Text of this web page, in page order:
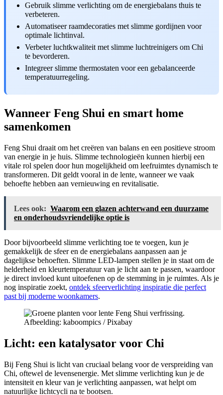
Gebruik slimme verlichting om de energiebalans thuis te
verbeteren.
Automatiseer raamdecoraties met slimme gordijnen voor
optimale lichtinval.
Verbeter luchtkwaliteit met slimme luchtreinigers om Chi
te bevorderen.
Integreer slimme thermostaten voor een gebalanceerde
temperatuurregeling.
Wanneer Feng Shui en smart home
samenkomen
Feng Shui draait om het creëren van balans en een positieve stroom
van energie in je huis. Slimme technologieën kunnen hierbij een
vitale rol spelen door hun mogelijkheid om leefruimtes dynamisch te
transformeren. Dit geldt vooral in de lente, wanneer we vaak
behoefte hebben aan vernieuwing en revitalisatie.
Lees ook: Waarom een glazen achterwand een duurzame
en onderhoudsvriendelijke optie is
Door bijvoorbeeld slimme verlichting toe te voegen, kun je
gemakkelijk de sfeer en de energiebalans aanpassen aan je
dagelijkse behoeften. Slimme LED-lampen stellen je in staat om de
helderheid en kleurtemperatuur van je licht aan te passen, waardoor
je direct invloed kunt uitoefenen op de stemming in je ruimtes. Als je
nog inspiratie zoekt, ontdek sfeerverlichting inspiratie die perfect
past bij moderne woonkamers.
Afbeelding: kaboompics / Pixabay
Licht: een katalysator voor Chi
Bij Feng Shui is licht van cruciaal belang voor de verspreiding van
Chi, oftewel de levensenergie. Met slimme verlichting kun je de
intensiteit en kleur van je verlichting aanpassen, wat helpt om
natuurlijke lichtcycli na te bootsen.